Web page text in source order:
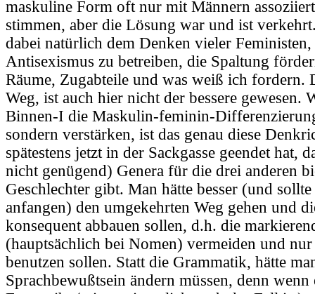
maskuline Form oft nur mit Männern
stimmen, aber die Lösung war und ist
dabei natürlich dem Denken vieler Feministen,
Antisexismus zu betreiben, die Spaltung
Räume, Zugabteile und was weiß ich fordern.
Weg, ist auch hier nicht der bessere gewesen.
Binnen-I die Maskulin-feminin-
sondern verstärken, ist das genau diese
spätestens jetzt in der Sackgasse geendet hat,
nicht genügend) Genera für die drei anderen
Geschlechter gibt. Man hätte besser (und
anfangen) den umgekehrten Weg gehen und
konsequent abbauen sollen, d.h. die
(hauptsächlich bei Nomen) vermeiden und
benutzen sollen. Statt die Grammatik, hätte
Sprachbewußtsein ändern müssen, denn